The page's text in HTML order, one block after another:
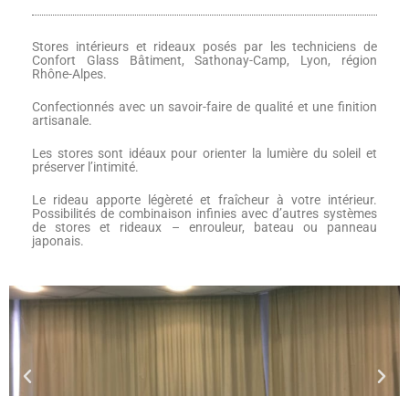
Stores intérieurs et rideaux posés par les techniciens de
Confort Glass Bâtiment, Sathonay-Camp, Lyon, région
Rhône-Alpes.
Confectionnés avec un savoir-faire de qualité et une finition
artisanale.
Les stores sont idéaux pour orienter la lumière du soleil et
préserver l’intimité.​
Le rideau apporte légèreté et fraîcheur à votre intérieur.
Possibilités de combinaison infinies avec d’autres systèmes
de stores et rideaux – enrouleur, bateau ou panneau
japonais.